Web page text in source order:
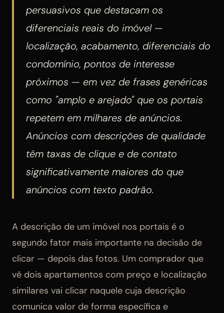
persuasivos que destacam os
diferenciais reais do imóvel —
localização, acabamento, diferenciais do
condomínio, pontos de interesse
próximos — em vez de frases genéricas
como "amplo e arejado" que os portais
repetem em milhares de anúncios.
Anúncios com descrições de qualidade
têm taxas de clique e de contato
significativamente maiores do que
anúncios com texto padrão.
A descrição de um imóvel nos portais é o
segundo fator mais importante na decisão de
clicar — depois das fotos. Um comprador que
vê dois apartamentos com preço e localização
similares vai clicar naquele cuja descrição
comunica valor de forma específica e